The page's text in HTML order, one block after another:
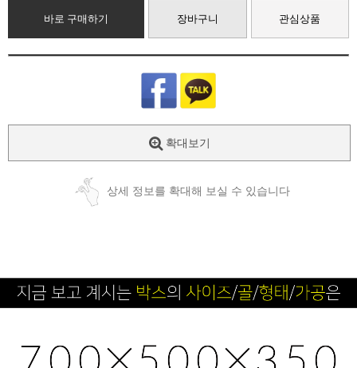
바로 구매하기 장바구니 관심상품
확대보기
상세 정보를 확대해 보실 수 있습니다